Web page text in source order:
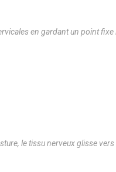
en gardant un point
le tissu nerveux glisse vers